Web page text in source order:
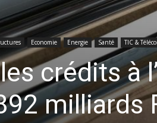
Economie Energie Santé TIC &
crédits à
milliards